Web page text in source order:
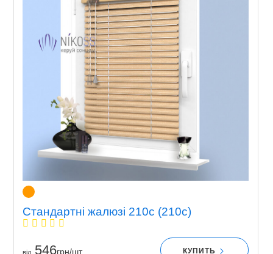
Стандартні жалюзі 210c (210c)
вiд546грн/шт. КУПИТЬ